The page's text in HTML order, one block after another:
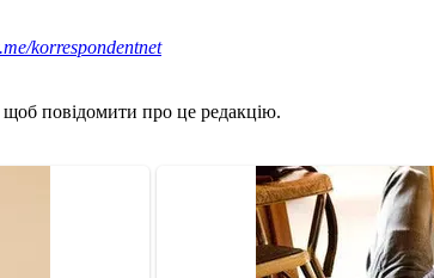
korrespondentnet
щоб повідомити про це редакцію.